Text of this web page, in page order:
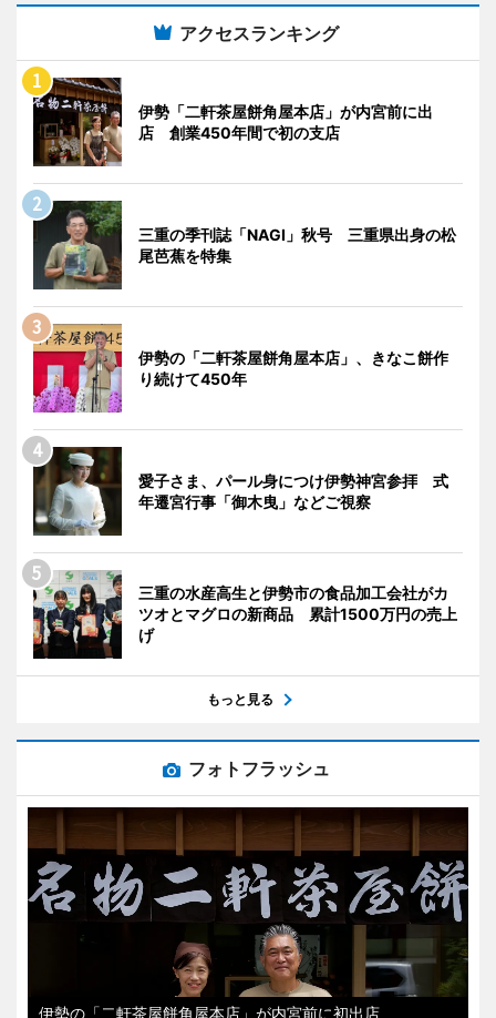
アクセスランキング
伊勢「二軒茶屋餅角屋本店」が内宮前に出
店 創業450年間で初の支店
三重の季刊誌「NAGI」秋号 三重県出身の松
尾芭蕉を特集
伊勢の「二軒茶屋餅角屋本店」、きなこ餅作
り続けて450年
愛子さま、パール身につけ伊勢神宮参拝 式
年遷宮行事「御木曳」などご視察
三重の水産高生と伊勢市の食品加工会社がカ
ツオとマグロの新商品 累計1500万円の売上
げ
もっと見る
フォトフラッシュ
伊勢の「二軒茶屋餅角屋本店」が内宮前に初出店